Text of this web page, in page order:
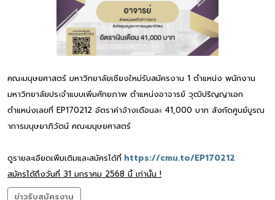
คณะมนุษยศาสตร์ มหาวิทยาลัยเชียงใหม่รับสมัครงาน 1 ตำแหน่ง พนักงาน
มหาวิทยาลัยประจำแบบเพิ่มศักยภาพ ตำแหน่งอาจารย์ วุฒิปริญญาเอก
ตำแหน่งเลขที่ EP170212 อัตราค่าจ้างเดือนละ 41,000 บาท สังกัดศูนย์บูรณ
าการมนุษยาภิวัตน์ คณะมนุษยศาสตร์
ดูรายละเอียดเพิ่มเติมและสมัครได้ที่ https://cmu.to/EP170212
สมัครได้ถึงวันที่ 31 มกราคม 2568 นี้ เท่านั้น !
ข่าวรับสมัครงาน